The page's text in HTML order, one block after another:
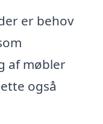
er behov
af møbler
også